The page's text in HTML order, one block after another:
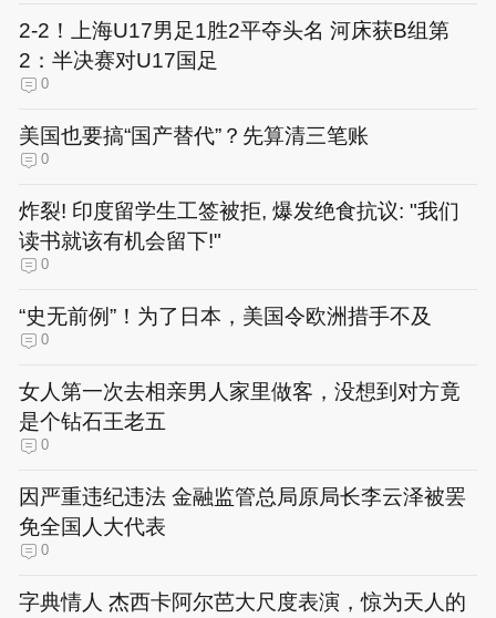
2-2！上海U17男足1胜2平夺头名 河床获B组第
2：半决赛对U17国足
0
美国也要搞“国产替代”？先算清三笔账
0
炸裂! 印度留学生工签被拒, 爆发绝食抗议: "我们
读书就该有机会留下!"
0
“史无前例”！为了日本，美国令欧洲措手不及
0
女人第一次去相亲男人家里做客，没想到对方竟
是个钻石王老五
0
因严重违纪违法 金融监管总局原局长李云泽被罢
免全国人大代表
0
字典情人 杰西卡阿尔芭大尺度表演，惊为天人的